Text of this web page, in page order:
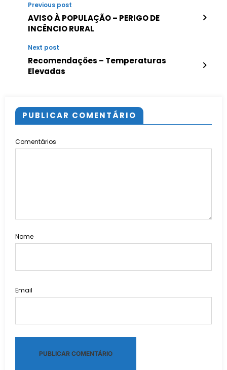
Previous post
AVISO À POPULAÇÃO – PERIGO DE
INCÊNCIO RURAL
Next post
Recomendações – Temperaturas
Elevadas
PUBLICAR COMENTÁRIO
Comentários
Nome
Email